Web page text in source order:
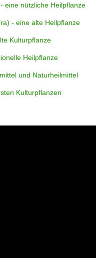
eine nützliche Heilpflanze
- eine alte Heilpflanze
Kulturpflanze
Heilpflanze
und Naturheilmittel
Kulturpflanzen